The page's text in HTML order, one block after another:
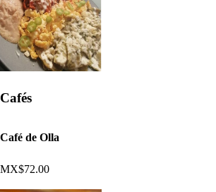
Cafés
Café de Olla
MX$72.00